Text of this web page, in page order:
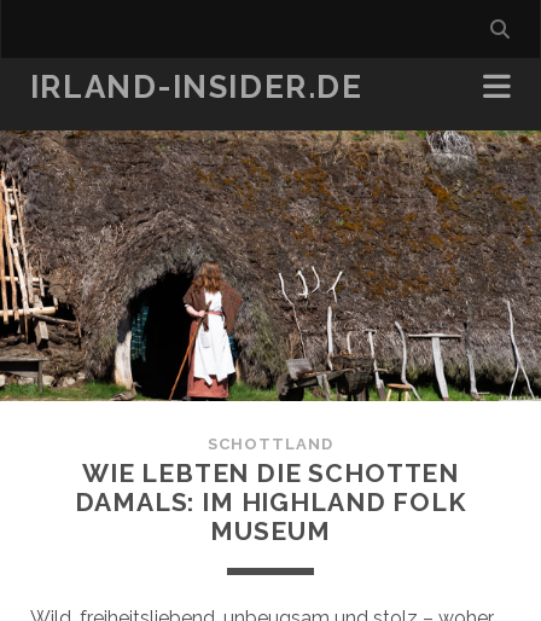
IRLAND-INSIDER.DE
SCHOTTLAND
WIE LEBTEN DIE SCHOTTEN
DAMALS: IM HIGHLAND FOLK
MUSEUM